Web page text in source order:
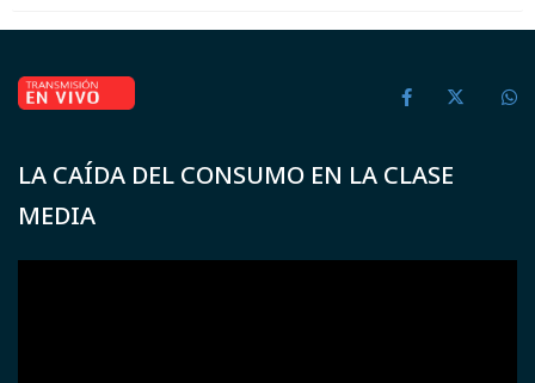
LA CAÍDA DEL CONSUMO EN LA CLASE
MEDIA